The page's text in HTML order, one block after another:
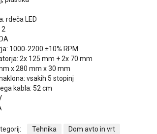
rdeča LED
2
1000-2200 ±10% RPM
2x 125 mm + 2x 70 mm
x 280 mm x 30 mm
vsakih 5 stopinj
kabla: 52 cm
Tehnika Dom avto in vrt